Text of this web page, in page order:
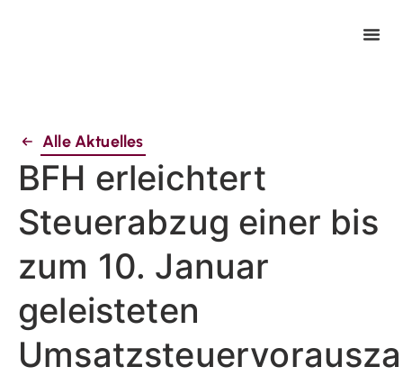
Alle Aktuelles
BFH erleichtert
Steuerabzug einer bis
zum 10. Januar
geleisteten